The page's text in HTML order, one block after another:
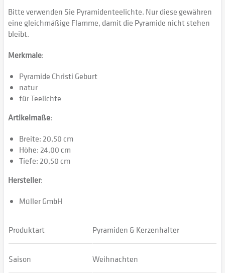
Bitte verwenden Sie Pyramidenteelichte. Nur diese gewähren
eine gleichmäßige Flamme, damit die Pyramide nicht stehen
bleibt.
Merkmale:
Pyramide Christi Geburt
natur
für Teelichte
Artikelmaße:
Breite: 20,50 cm
Höhe: 24,00 cm
Tiefe: 20,50 cm
Hersteller:
Müller GmbH
Produktart Pyramiden & Kerzenhalter
Saison Weihnachten